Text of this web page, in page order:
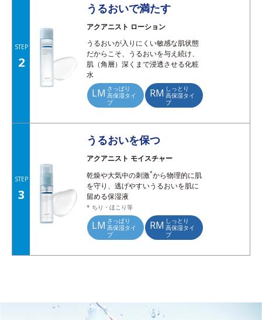
STEP
2
うるおいで満たす
アクアニスト ローション
うるおいが入りにくい敏感な肌状態
だからこそ、うるおいを与え続け、
肌（角層）深くまで浸透させる化粧
水
LM さっぱり
高保湿タイ
プ
RM しっとり
高保湿タイ
プ
STEP
3
うるおいを保つ
アクアニスト モイスチャー
乾燥や大気中の刺激*から物理的に肌
を守り、逃げやすいうるおいを肌に
留める保湿液
* ちり・ほこり等
LM さっぱり
高保湿タイ
プ
RM しっとり
高保湿タイ
プ